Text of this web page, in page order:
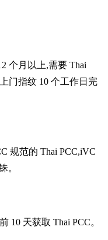
个月以上,需要 Thai
门指纹 10 个工作日完
规范的 Thai PCC,iVC
。
10 天获取 Thai PCC。